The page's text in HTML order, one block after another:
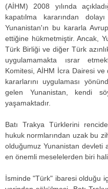
(AİHM) 2008 yılında
kapatılma kararından
Yunanistan'ın bu kararla
ettiğine hükmetmiştir. Ancak,
Türk Birliği ve diğer Türk
uygulamamakta ısrar
Komitesi, AİHM İcra Dairesi ve
kararlarını uygulaması
gelen Yunanistan, kendi
yaşamaktadır.
Batı Trakya Türklerini
hukuk normlarından uzak bu
olduğumuz Yunanistan devleti
en önemli meselelerden biri
İsminde "Türk" ibaresi olduğu